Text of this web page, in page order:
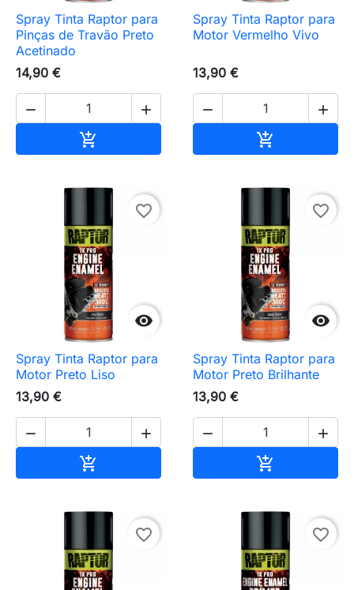
Spray Tinta Raptor para
Pinças de Travão Preto
Acetinado
14,90 €
 

Spray Tinta Raptor para
Motor Vermelho Vivo
13,90 €
 


favorite_border
Spray Tinta Raptor para
Motor Preto Liso
13,90 €
 


favorite_border
Spray Tinta Raptor para
Motor Preto Brilhante
13,90 €
 

favorite_border favorite_border